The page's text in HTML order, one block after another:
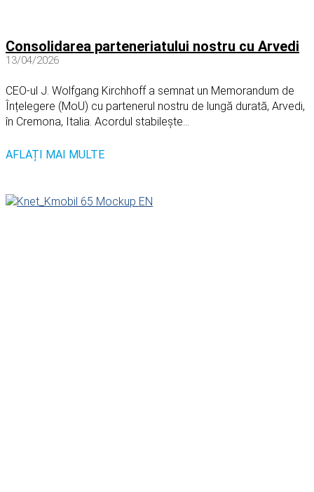
Consolidarea parteneriatului nostru cu Arvedi
13/04/2026
CEO-ul J. Wolfgang Kirchhoff a semnat un Memorandum de
Înțelegere (MoU) cu partenerul nostru de lungă durată, Arvedi,
în Cremona, Italia. Acordul stabilește...
AFLAȚI MAI MULTE